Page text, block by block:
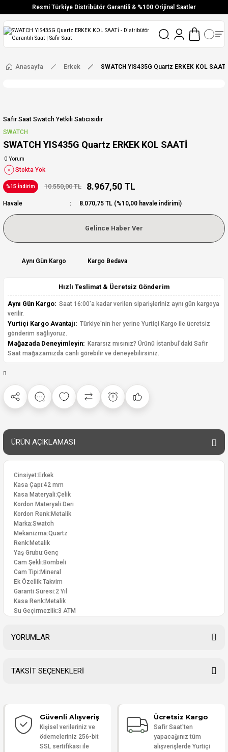
Resmi Türkiye Distribütör Garantili & %100 Orijinal Saatler
Vade Farksız 6 Taksit
Ücretsiz Kargo
Anasayfa Erkek SWATCH YIS435G Quartz ERKEK KOL SAATİ
Safir Saat Swatch Yetkili Satıcısıdır
SWATCH
SWATCH YIS435G Quartz ERKEK KOL SAATİ
0 Yorum
Stokta Yok
%15 İndirim 10.550,00 TL 8.967,50 TL
Havale 8.070,75 TL (%10,00 havale indirimi)
Gelince Haber Ver
Aynı Gün Kargo Kargo Bedava
Hızlı Teslimat & Ücretsiz Gönderim
Aynı Gün Kargo: Saat 16:00'a kadar verilen siparişleriniz aynı gün kargoya
verilir.
Yurtiçi Kargo Avantajı: Türkiye'nin her yerine Yurtiçi Kargo ile ücretsiz
gönderim sağlıyoruz.
Mağazada Deneyimleyin: Kararsız mısınız? Ürünü İstanbul'daki Safir
Saat mağazamızda canlı görebilir ve deneyebilirsiniz.
ÜRÜN AÇIKLAMASI
Cinsiyet:Erkek
Kasa Çapı:42 mm
Kasa Materyali:Çelik
Kordon Materyali:Deri
Kordon Renk:Metalik
Marka:Swatch
Mekanizma:Quartz
Renk:Metalik
Yaş Grubu:Genç
Cam Şekli:Bombeli
Cam Tipi:Mineral
Ek Özellik:Takvim
Garanti Süresi:2 Yıl
Kasa Renk:Metalik
Su Geçirmezlik:3 ATM
YORUMLAR
Yorum Yaz
TAKSİT SEÇENEKLERİ
Güvenli Alışveriş
Kişisel verileriniz ve
ödemeleriniz 256-bit
SSL sertifikası ile
Ücretsiz Kargo
Safir Saat'ten
yapacağınız tüm
alışverişlerde Yurtiçi